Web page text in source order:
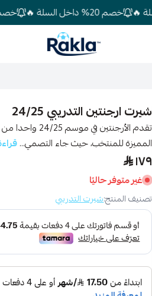
خصم 20% داخل السلة 🔥 خصم 20% داخل السلة 🔥
Rakla
شيرت ارجنتين التدريبي 24/25
تقدم
المميزة للمنتخب، حيث جاء التصمي...
١٧٩
غير متوفر حاليًا
تصنيف المنتج:شيرت التدريبي